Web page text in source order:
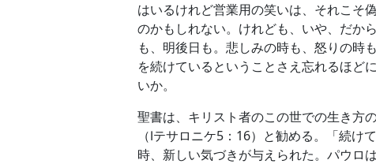
はいるけれど営業用の笑いは、それこそ
のかもしれない。けれども、いや、だか
も、明後日も。悲しみの時も、怒りの時
を続けているということさえ忘れるほど
いか。
聖書は、キリスト者のこの世での生き方
（Ⅰテサロニケ5：16）と勧める。「続
時、新しい気づきが与えられた。パウロ